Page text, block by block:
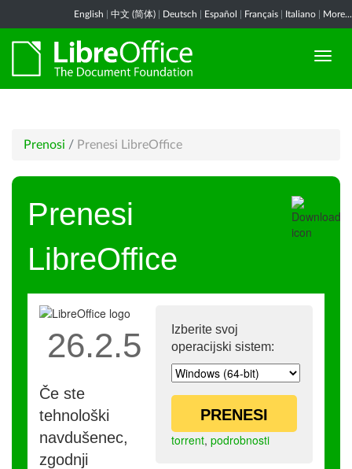
English 中文 (简体) Deutsch Español Français Italiano More...
Prenosi / Prenesi LibreOffice
Prenesi
LibreOffice
Izberite svoj
operacijski sistem:
PRENESI
torrent, podrobnosti
26.2.5
Če ste
tehnološki
navdušenec,
zgodnji